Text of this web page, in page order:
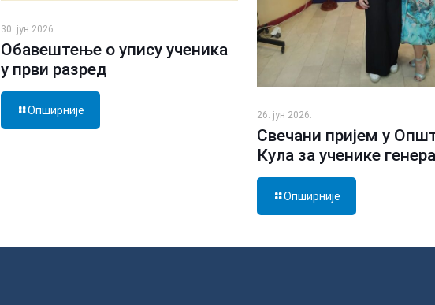
30. јун 2026.
Обавештење о упису ученика
у први разред
Опширније 26. јун 2026.
Свечани пријем у
Кула за ученике
Опширније